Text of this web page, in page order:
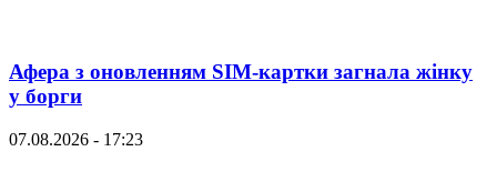
Афера з оновленням SIM-картки загнала жінку
у борги
07.08.2026 - 17:23